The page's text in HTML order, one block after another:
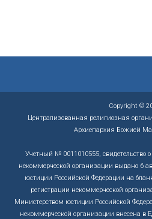
Copyright ©
Централизованная религиозная
Архиепархия Божией
Учетный № 0011010555, свидетельство о
некоммерческой организации выдано 6
юстиции Российской Федерации на
регистрации некоммерческой
Министерством юстиции Российской
некоммерческой организации внесена в